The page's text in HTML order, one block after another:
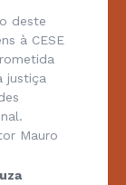
deste
à CESE
justiça
Mauro